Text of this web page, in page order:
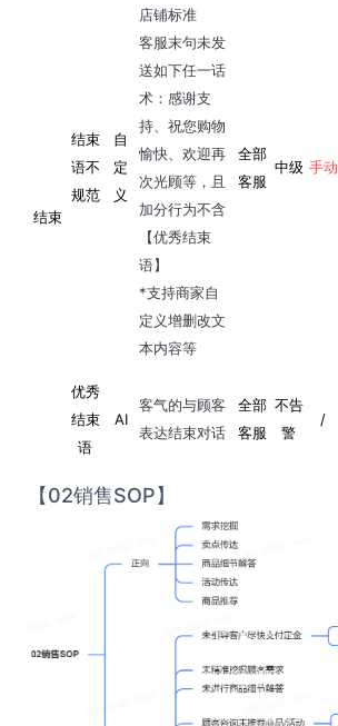
结束
结束
语不
规范
自
定
义
店铺标准
客服末句未发
送如下任一话
术：感谢支
持、祝您购物
愉快、欢迎再
次光顾等，且
加分行为不含
【优秀结束
语】
*支持商家自
定义增删改文
本内容等
全部
客服
中级 手动
优秀
结束
语
AI
客气的与顾客
表达结束对话
全部
客服
不告
警
/
【02销售SOP】